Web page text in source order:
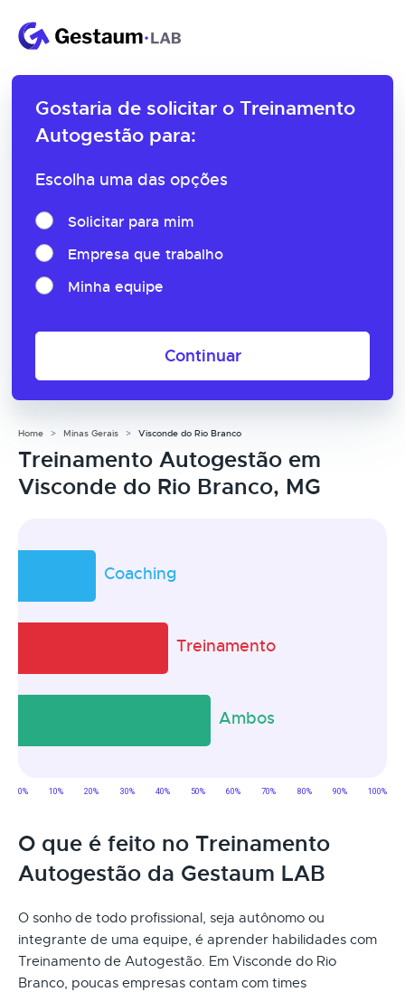
Gostaria de solicitar o Treinamento
Autogestão para:
Escolha uma das opções
Solicitar para mim
Empresa que trabalho
Minha equipe
Continuar
Home Minas Gerais Visconde do Rio Branco
Treinamento Autogestão em
Visconde do Rio Branco, MG
O que é feito no Treinamento
Autogestão da Gestaum LAB
O sonho de todo profissional, seja autônomo ou
integrante de uma equipe, é aprender habilidades com
Treinamento de Autogestão. Em Visconde do Rio
Branco, poucas empresas contam com times